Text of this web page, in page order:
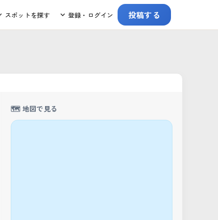
スポットを探す 登録・ログイン 投稿する
🗺️ 地図で見る